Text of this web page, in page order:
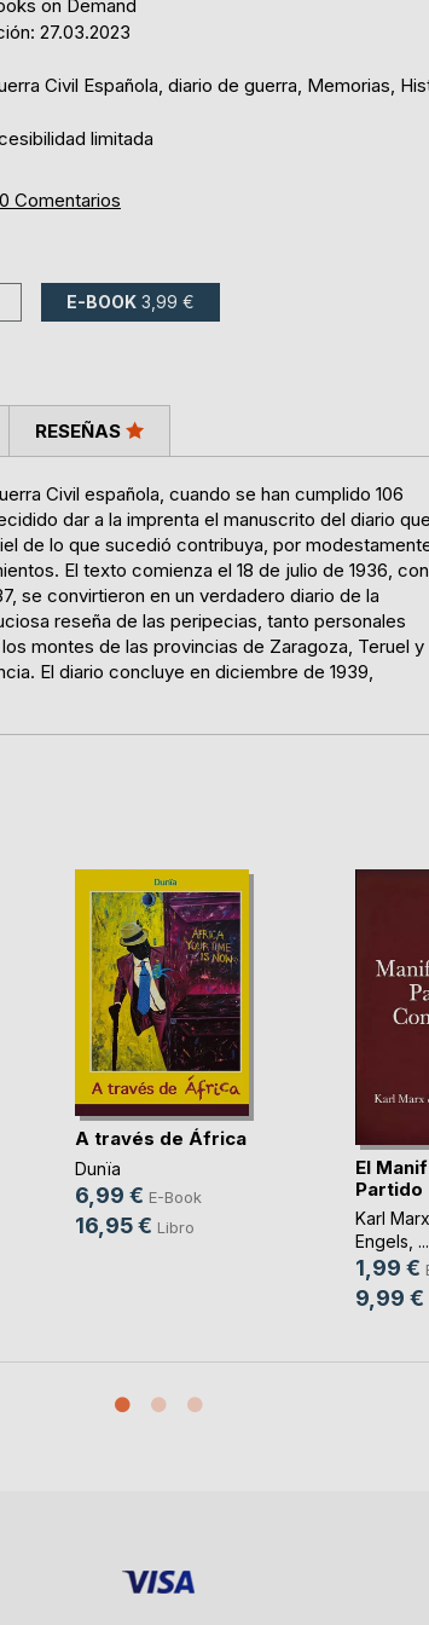
on Demand
27.03.2023
Civil Española, diario de guerra, Memorias,
limitada
0 Comentarios
E-BOOK 3,99 €
Civil española, cuando se han cumplido 106
dar a la imprenta el manuscrito del diario
de lo que sucedió contribuya, por
El texto comienza el 18 de julio de 1936, con
se convirtieron en un verdadero diario de la
reseña de las peripecias, tanto personales
montes de las provincias de Zaragoza, Teruel y
El diario concluye en diciembre de 1939,
RESEÑAS
A través de África
Dunïa
6,99 € E-Book
16,95 € Libro
El
Partido
Karl Marx
Engels , ...
1,99 €
9,99 €